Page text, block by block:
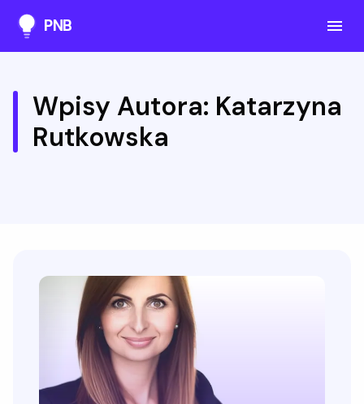
PNB
Wpisy Autora: Katarzyna
Rutkowska